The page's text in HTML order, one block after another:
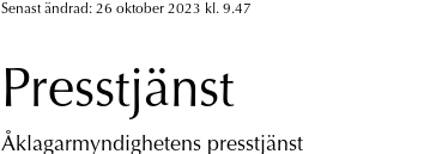
Senast ändrad: 26 oktober 2023 kl. 9.47
Presstjänst
Åklagarmyndighetens presstjänst